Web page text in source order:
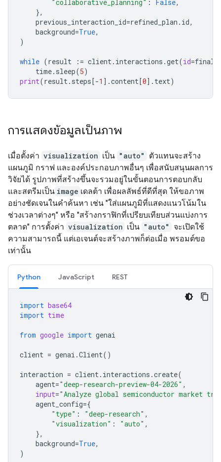
"collaborative_planning" : False,
},
previous_interaction_id=refined_plan . id,
background=True,
)
while (result := client. interactions .get(id=
time. sleep(5)
print(result. steps[-1 ] .content[0] . text)
การแสดงข้อมูลเป็นภาพ
เมื่อตั้งค่า visualization เป็น "auto"
ตัวแทนจะสร้าง
แผนภูมิ กราฟ และองค์ประกอบภาพอื่นๆ เพื่อสนับสนุนผลการ
วิจัยได้ รูปภาพที่สร้างขึ้นจะรวมอยู่ในขั้นตอนการตอบกลับ
และสตรีมเป็น image เดลต้า เพื่อผลลัพธ์ที่ดีที่สุด ให้ขอภาพ
อย่างชัดเจนในคำค้นหา เช่น "ใส่แผนภูมิที่แสดงแนวโน้มใน
ช่วงเวลาต่างๆ" หรือ "สร้างกราฟิกที่เปรียบเทียบส่วนแบ่งการ
ตลาด" การตั้งค่า visualization เป็น "auto"
จะเปิดใช้
ความสามารถนี้ แต่เอเจนต์จะสร้างภาพก็ต่อเมื่อ พรอมต์ขอ
เท่านั้น
Python JavaScript REST
import base64
import time
from google import genai
client = genai .Client()
interaction = client. interactions .create(
agent="deep-research-preview-04-2026" ,
input="Analyze global semiconductor market
agent_config={
"type" : "deep-research" ,
"visualization" : "auto" ,
},
background=True,
)